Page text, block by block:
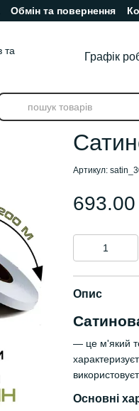
Обмін та повернення
Графік
Артикул:
693.00
Опис
— це м'який
Основні